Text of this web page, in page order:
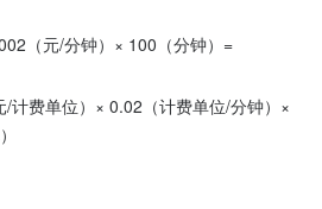
（元/分钟）× 100（分钟）=
计费单位）× 0.02（计费单位/分钟）×